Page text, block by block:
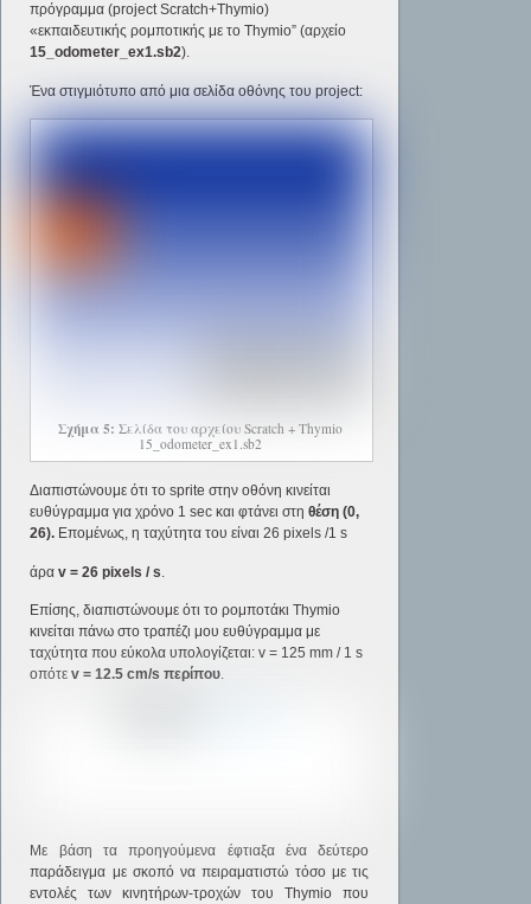
πρόγραμμα (project Scratch+Thymio)
«εκπαιδευτικής ρομποτικής με το Thymio” (αρχείο
15_odometer _ex1.sb2).
Ένα στιγμιότυπο από μια σελίδα οθόνης του project:
Σχήμα 5: Σελίδα του αρχείου Scratch + Thymio
15_odometer_ex1.sb2
Διαπιστώνουμε ότι το sprite στην οθόνη κινείται
ευθύγραμμα για χρόνο 1 sec και φτάνει στηθέση (0,
26). Επομένως, η ταχύτητα του είναι 26 pixels /1 s
άραv = 26 pixels / s
Επίσης, διαπιστώνουμε ότι το ρομποτάκι Thymio
κινείται πάνω στο τραπέζι μου ευθύγραμμα με
ταχύτητα που εύκολα υπολογίζεται: v = 125 mm / 1 s
οπότεv = 12.5 cm/s περίπου.
Με βάση τα προηγούμενα έφτιαξα ένα δεύτερο
παράδειγμα με σκοπό να πειραματιστώ τόσο με τις
εντολές των κινητήρων-τροχών του Thymio που